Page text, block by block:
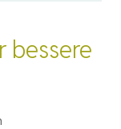
bessere